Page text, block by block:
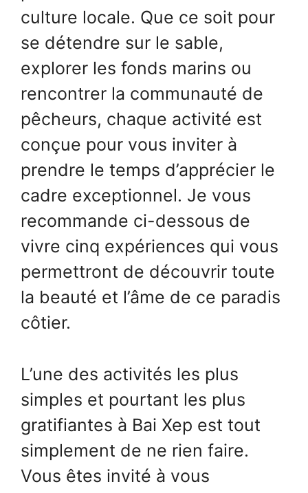
culture locale. Que ce soit pour
se détendre sur le sable,
explorer les fonds marins ou
rencontrer la communauté de
pêcheurs, chaque activité est
conçue pour vous inviter à
prendre le temps d’apprécier le
cadre exceptionnel. Je vous
recommande ci-dessous de
vivre cinq expériences qui vous
permettront de découvrir toute
la beauté et l’âme de ce paradis
côtier.
L’une des activités les plus
simples et pourtant les plus
gratifiantes à Bai Xep est tout
simplement de ne rien faire.
Vous êtes invité à vous